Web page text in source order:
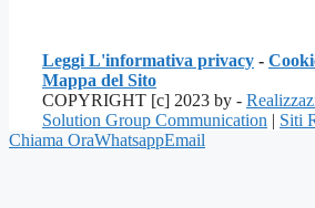
Leggi L'informativa privacy -
Mappa del Sito
COPYRIGHT [c] 2023 by -
Solution Group Communication | Siti
Chiama OraWhatsappEmail